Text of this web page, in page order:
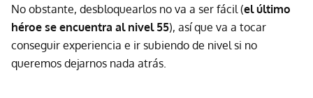
No obstante, desbloquearlos no va a ser fácil (el último
héroe se encuentra al nivel 55), así que va a tocar
conseguir experiencia e ir subiendo de nivel si no
queremos dejarnos nada atrás.